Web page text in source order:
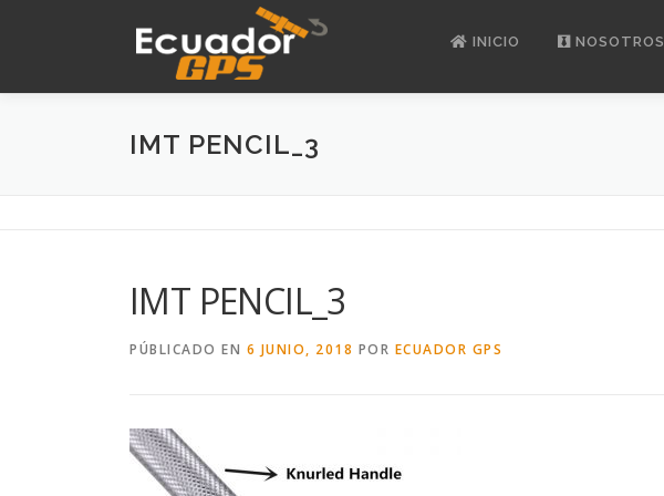
INICIO NOSOTROS
IMT PENCIL_3
IMT PENCIL_3
PÚBLICADO EN 6 JUNIO, 2018 POR ECUADOR GPS